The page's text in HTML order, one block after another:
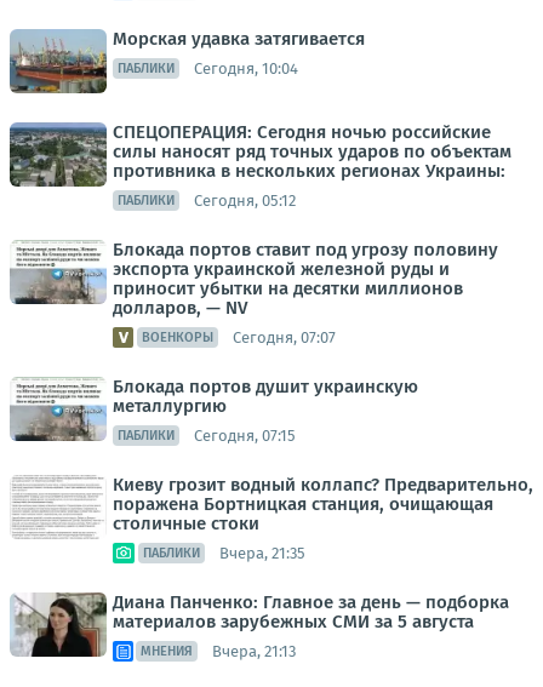
Морская удавка затягивается
ПАБЛИКИ Сегодня, 10:04
СПЕЦОПЕРАЦИЯ: Сегодня ночью российские
силы наносят ряд точных ударов по объектам
противника в нескольких регионах Украины:
ПАБЛИКИ Сегодня, 05:12
Блокада портов ставит под угрозу половину
экспорта украинской железной руды и
приносит убытки на десятки миллионов
долларов, — NV
ВОЕНКОРЫ Сегодня, 07:07
Блокада портов душит украинскую
металлургию
ПАБЛИКИ Сегодня, 07:15
Киеву грозит водный коллапс? Предварительно,
поражена Бортницкая станция, очищающая
столичные стоки
ПАБЛИКИ Вчера, 21:35
Диана Панченко: Главное за день — подборка
материалов зарубежных СМИ за 5 августа
МНЕНИЯ Вчера, 21:13